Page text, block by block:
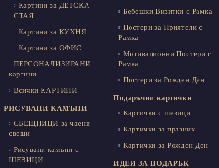
Картини за ДЕТСКА
СТАЯ
Картини за КУХНЯ
Картини за ОФИС
ПЕРСОНАЛИЗИРАНИ
картини
Всички КАРТИНИ
РИСУВАНИ КАМЪНИ
СВЕЩНИЦИ за чаени
свещи
Рисувани камъни с
ШЕВИЦИ
Бебешки Визитки с Рамка
Постери за Приятели с
Рамка
Мотивационни Постери с
Рамка
Постери за Рожден Ден
Подаръчни картички
Картички с шевици
Картички за празник
Картички за Рожден Ден
ИДЕИ ЗА ПОДАРЪК